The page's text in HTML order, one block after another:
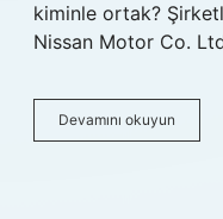
kiminle ortak?
Nissan Motor Co.
Devamını okuyun
Sahibi